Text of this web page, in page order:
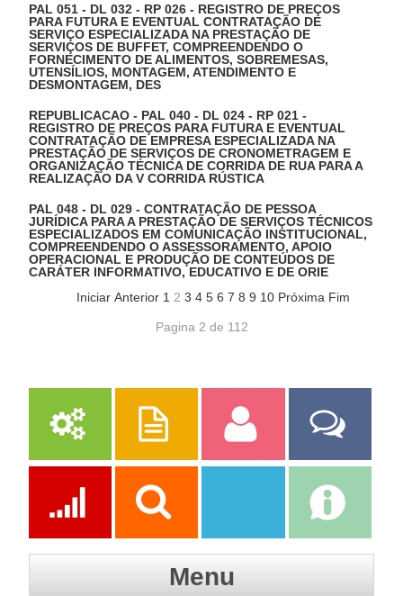
PAL 051 - DL 032 - RP 026 - REGISTRO DE PREÇOS
PARA FUTURA E EVENTUAL CONTRATAÇÃO DE
SERVIÇO ESPECIALIZADA NA PRESTAÇÃO DE
SERVIÇOS DE BUFFET, COMPREENDENDO O
FORNECIMENTO DE ALIMENTOS, SOBREMESAS,
UTENSÍLIOS, MONTAGEM, ATENDIMENTO E
DESMONTAGEM, DES
REPUBLICACAO - PAL 040 - DL 024 - RP 021 -
REGISTRO DE PREÇOS PARA FUTURA E EVENTUAL
CONTRATAÇÃO DE EMPRESA ESPECIALIZADA NA
PRESTAÇÃO DE SERVIÇOS DE CRONOMETRAGEM E
ORGANIZAÇÃO TÉCNICA DE CORRIDA DE RUA PARA A
REALIZAÇÃO DA V CORRIDA RÚSTICA
PAL 048 - DL 029 - CONTRATAÇÃO DE PESSOA
JURÍDICA PARA A PRESTAÇÃO DE SERVIÇOS TÉCNICOS
ESPECIALIZADOS EM COMUNICAÇÃO INSTITUCIONAL,
COMPREENDENDO O ASSESSORAMENTO, APOIO
OPERACIONAL E PRODUÇÃO DE CONTEÚDOS DE
CARÁTER INFORMATIVO, EDUCATIVO E DE ORIE
Iniciar Anterior 1 2 3 4 5 6 7 8 9 10 Próxima Fim
Pagina 2 de 112
Serviços Publicações Servidor
Fale Com a
Prefeitura
Menu